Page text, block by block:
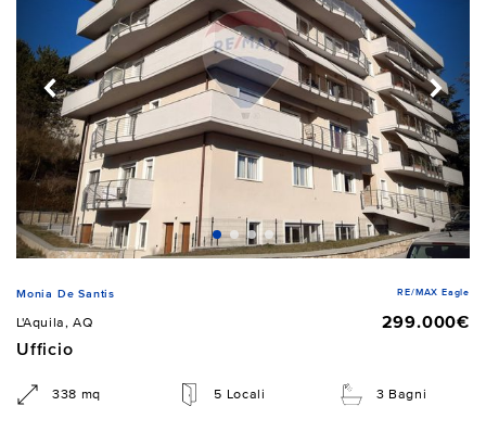
Monia De Santis RE/MAX Eagle
L'Aquila, AQ
299.000€
Ufficio
338 mq 5 Locali 3 Bagni